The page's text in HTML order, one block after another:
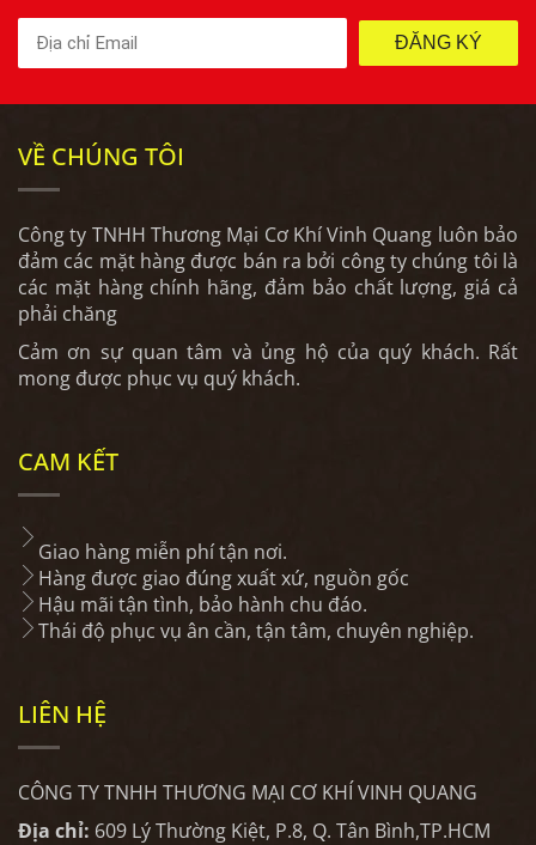
ĐĂNG KÝ
VỀ CHÚNG TÔI
Công ty TNHH Thương Mại Cơ Khí Vinh Quang luôn bảo
đảm các mặt hàng được bán ra bởi công ty chúng tôi là
các mặt hàng chính hãng, đảm bảo chất lượng, giá cả
phải chăng
Cảm ơn sự quan tâm và ủng hộ của quý khách. Rất
mong được phục vụ quý khách.
CAM KẾT
Giao hàng miễn phí tận nơi.
Hàng được giao đúng xuất xứ, nguồn gốc
Hậu mãi tận tình, bảo hành chu đáo.
Thái độ phục vụ ân cần, tận tâm, chuyên nghiệp.
LIÊN HỆ
CÔNG TY TNHH THƯƠNG MẠI CƠ KHÍ VINH QUANG
Địa chỉ: 609 Lý Thường Kiệt, P.8, Q. Tân Bình,TP.HCM